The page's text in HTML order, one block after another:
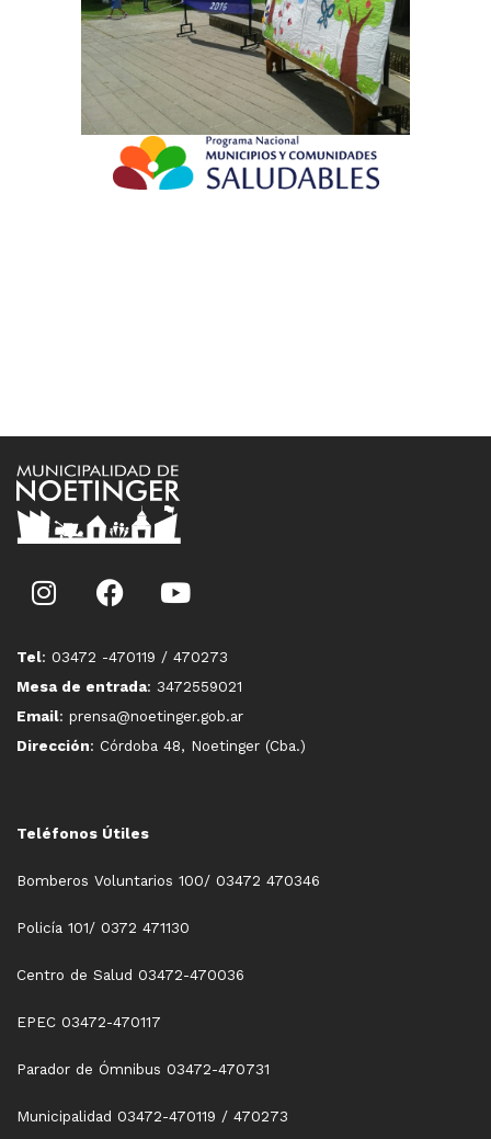
Tel: 03472 -470119 / 470273
Mesa de entrada: 3472559021
Email: prensa@noetinger.gob.ar
Dirección: Córdoba 48, Noetinger (Cba.)
Teléfonos Útiles
Bomberos Voluntarios 100/ 03472 470346
Policía 101/ 0372 471130
Centro de Salud 03472-470036
EPEC 03472-470117
Parador de Ómnibus 03472-470731
Municipalidad 03472-470119 / 470273